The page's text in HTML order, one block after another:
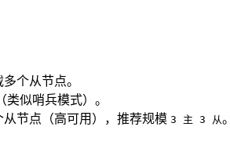
个从节点。
似哨兵模式）。
节点（高可用），推荐规模 3 主 3 从。